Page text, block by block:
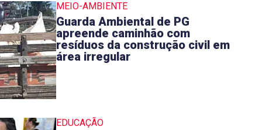
MEIO-AMBIENTE
Guarda Ambiental de PG
apreende caminhão com
resíduos da construção civil em
área irregular
EDUCAÇÃO